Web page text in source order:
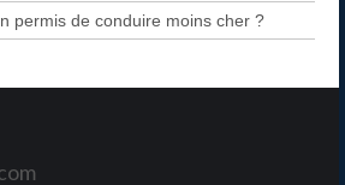
permis de conduire moins cher ?